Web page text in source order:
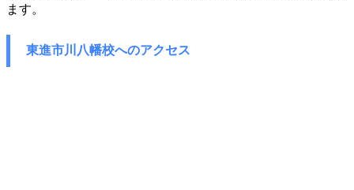
ます。
東進市川八幡校へのアクセス